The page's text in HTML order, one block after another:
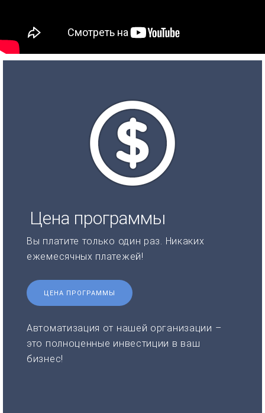
Цена программы
Вы платите только один раз. Никаких
ежемесячных платежей!
ЦЕНА ПРОГРАММЫ
Автоматизация от нашей организации –
это полноценные инвестиции в ваш
бизнес!